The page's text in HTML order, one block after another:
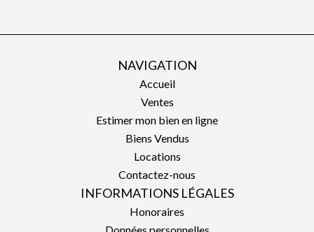
NAVIGATION
Accueil
Ventes
Estimer mon bien en ligne
Biens Vendus
Locations
Contactez-nous
INFORMATIONS LÉGALES
Honoraires